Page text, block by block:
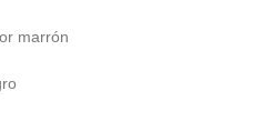
marrón